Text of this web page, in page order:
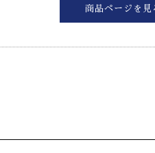
商品ページを見